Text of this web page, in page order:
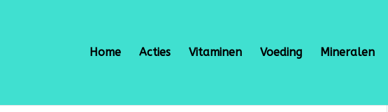
Home Acties Vitaminen Voeding Mineralen